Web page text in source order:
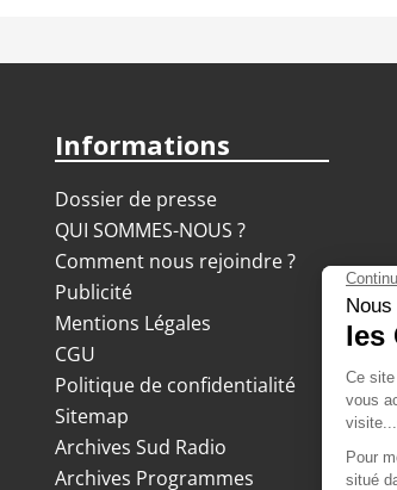
Informations
Dossier de presse
QUI SOMMES-NOUS ?
Comment nous rejoindre ?
Publicité
Mentions Légales
CGU
Politique de confidentialité
Sitemap
Archives Sud Radio
Archives Programmes